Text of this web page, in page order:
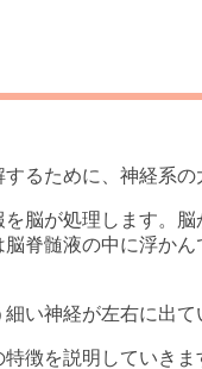
るために、神経系
脳が処理します。
脊髄液の中に浮か
い神経が左右に出
徴を説明していき